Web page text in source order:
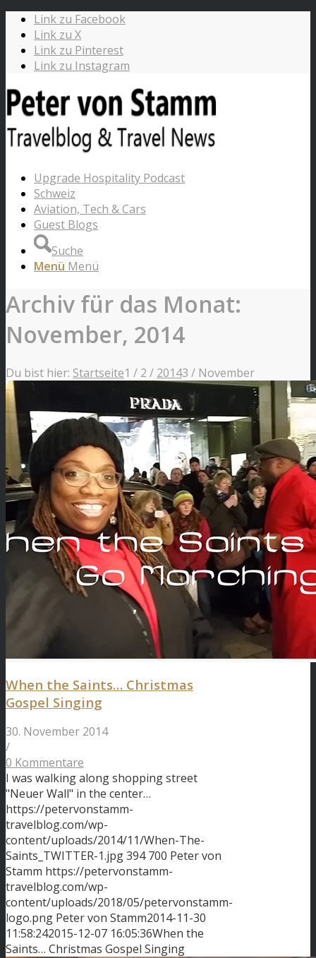
Link zu Facebook
Link zu X
Link zu Pinterest
Link zu Instagram
Upgrade Hospitality Podcast
Schweiz
Aviation, Tech & Cars
Guest Blogs
Suche
Menü Menü
Archiv für das Monat:
November, 2014
Du bist hier: Startseite1 / 2 / 20143 / November
When the Saints… Christmas
Gospel Singing
30. November 2014
/
0 Kommentare
I was walking along shopping street
"Neuer Wall" in the center…
https://petervonstamm-
travelblog.com/wp-
content/uploads/2014/11/When-The-
Saints_TWITTER-1.jpg394 700 Peter von
Stamm https://petervonstamm-
travelblog.com/wp-
content/uploads/2018/05/petervonstamm-
logo.png Peter von Stamm2014-11-30
11:58:242015-12-07 16:05:36When the
Saints… Christmas Gospel Singing